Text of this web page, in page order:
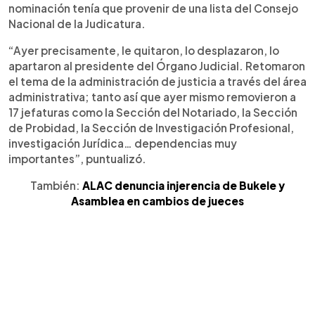
nominación tenía que provenir de una lista del Consejo
Nacional de la Judicatura.
“Ayer precisamente, le quitaron, lo desplazaron, lo
apartaron al presidente del Órgano Judicial. Retomaron
el tema de la administración de justicia a través del área
administrativa; tanto así que ayer mismo removieron a
17 jefaturas como la Sección del Notariado, la Sección
de Probidad, la Sección de Investigación Profesional,
investigación Jurídica… dependencias muy
importantes”, puntualizó.
También: ALAC denuncia injerencia de Bukele y
Asamblea en cambios de jueces